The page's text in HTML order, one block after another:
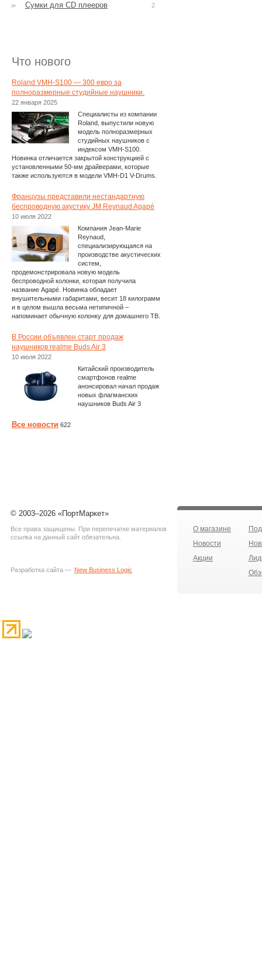
Сумки для CD плееров 2
Что нового
Roland VMH-S100 — 300 евро за
полноразмерные студийные наушники.
22 января 2025
Специалисты из компании
Roland, выпустили новую
модель полноразмерных
студийных наушников с
индексом VMH-S100.
Новинка отличается закрытой конструкцией с
установленными 50-мм драйверами, которые
также используются в модели VMH-D1 V-Drums.
Французы представили нестандартную
беспроводную акустику JM Reynaud Agapé
10 июля 2022
Компания Jean-Marie
Reynaud,
специализирующаяся на
производстве акустических
систем,
продемонстрировала новую модель
беспроводной колонки, которая получила
название Agapé. Новинка обладает
внушительными габаритами, весит 18 килограмм
и в целом вышла весьма нетипичной –
напоминает обычную колонку для домашнего ТВ.
В России объявлен старт продаж
наушников realme Buds Air 3
10 июля 2022
Китайский производитель
смартфонов realme
анонсировал начал продаж
новых флагманских
наушников Buds Air 3
Все новости 622
© 2003–2026 «ПортМаркет»
Все права защищены. При перепечатке материалов
ссылка на данный сайт обязательна.
Разработка сайта — New Business Logic
О магазине
Новости
Акции